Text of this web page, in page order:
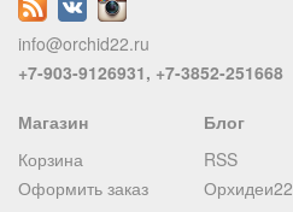
info@orchid22.ru
+7-903-9126931, +7-3852-251668
Магазин
Корзина
Оформить заказ
Блог
RSS
Орхидеи22